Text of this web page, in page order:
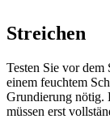
Streichen
Testen Sie vor
einem feuchtem
Grundierung nötig.
müssen erst